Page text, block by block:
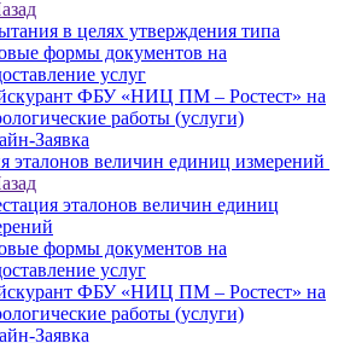
в целях утверждения типа
формы документов на
услуг
ФБУ «НИЦ ПМ – Ростест» на
работы (услуги)
Заявка
эталонов величин единиц измерений
эталонов величин единиц
формы документов на
услуг
ФБУ «НИЦ ПМ – Ростест» на
работы (услуги)
Заявка